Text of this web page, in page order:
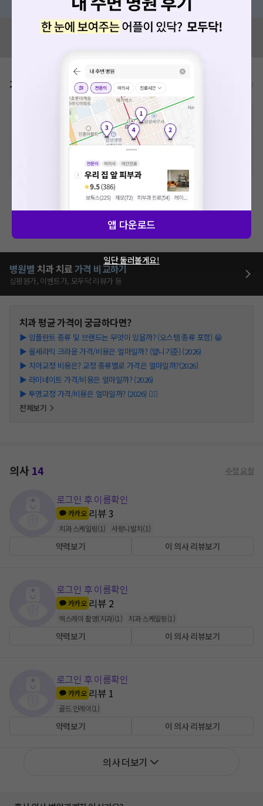
혹시 잘못된 병원정보가 있나요?
가격표
비급여 항목의 경우,
추가비용 등으로 실제 가격과 상이할 수 있으니, 정확
한 가격은 해당 의료기관에 직접 문의해주세요.
급여 항목의 경우, 건강보험심사평가원 에 고지되어 있는 급여 진료 기준 가
격입니다. (진료와 연관된 복합적인 비용이 추가되어, 병원마다 금액이 다르게
VAT 포함
병원별 치과 치료가격 비교하기
심평원가, 이벤트가, 모두닥 리뷰가 등
치과평균 가격이 궁금하다면?
▶ 임플란트 종류 및 브랜드는 무엇이 있을까? (오스템 종류 포함) 😁
▶ 올세라믹 크라운 가격/비용은 얼마일까? (앞니기준) (2026)
▶ 치아교정 비용은? 교정 종류별로 가격은 얼마일까?(2026)
▶ 라미네이트 가격/비용은 얼마일까? (2026)
▶ 투명교정 가격/비용은 얼마일까? (2026) 👩‍⚕️
전체보기
의사14 수정 요청
로그인 후 이름확인
카카오 리뷰3
치과 스케일링(1) 사랑니발치(1)
약력보기 이 의사 리뷰보기
로그인 후 이름확인
카카오 리뷰 2
엑스레이 촬영(치과)(1 ) 치과 스케일링(1 )
약력보기 이 의사 리뷰보기
로그인 후 이름확인
카카오 리뷰 1
골드 인레이(1 )
약력보기 이 의사 리뷰보기
의사 더보기
앱 다운로드
일단 둘러볼게요!